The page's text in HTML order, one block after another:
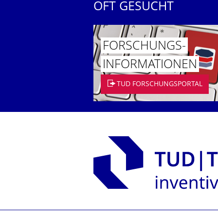
OFT GESUCHT
FORSCHUNGS­
INFORMATIO­NEN
TUD FORSCHUNGSPORTAL